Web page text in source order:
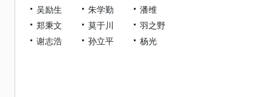
吴励生
朱学勤
潘维
郑秉文
莫于川
羽之野
谢志浩
孙立平 杨光